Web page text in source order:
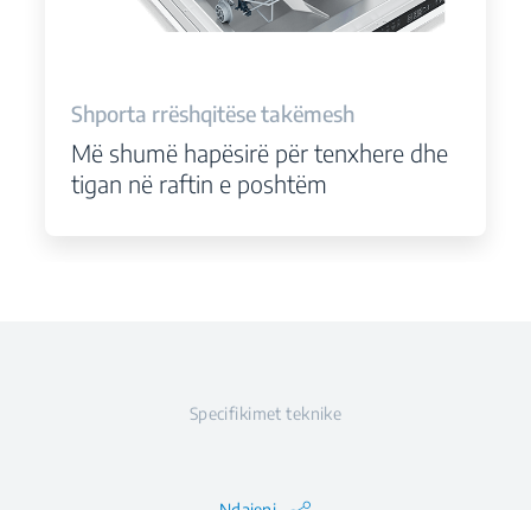
Shporta rrëshqitëse takëmesh
Më shumë hapësirë ​​për tenxhere dhe
tigan në raftin e poshtëm
Specifikimet teknike